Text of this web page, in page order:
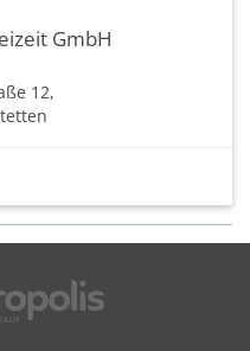
GmbH
12,